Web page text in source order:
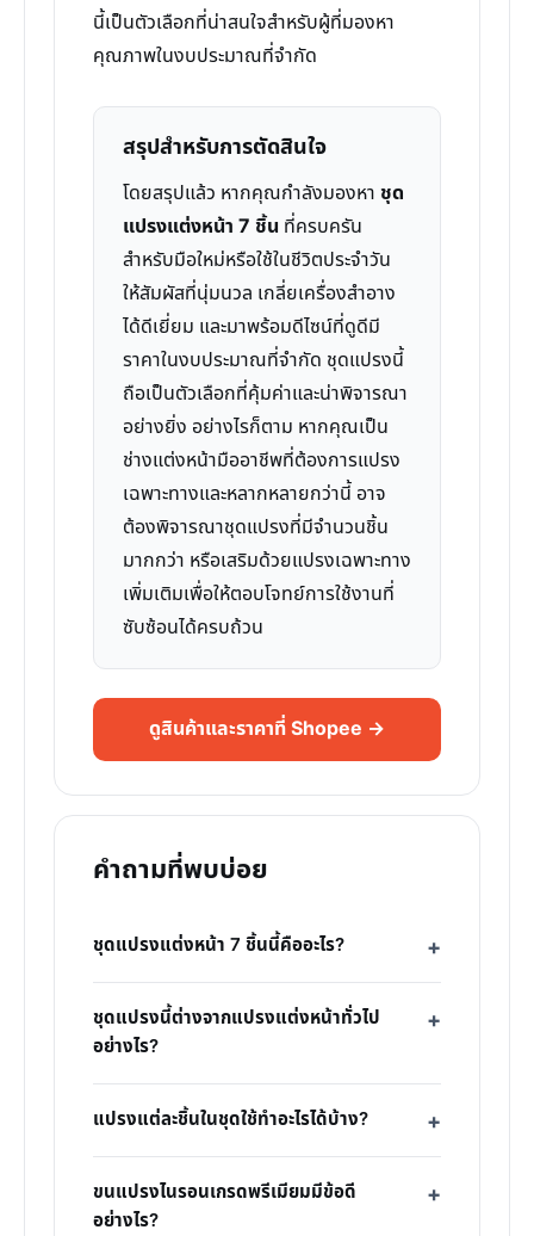
นี้เป็นตัวเลือกที่น่าสนใจสำหรับผู้ที่มองหา
คุณภาพในงบประมาณที่จำกัด
สรุปสำหรับการตัดสินใจ
โดยสรุปแล้ว หากคุณกำลังมองหา ชุด
แปรงแต่งหน้า 7 ชิ้น ที่ครบครัน
สำหรับมือใหม่หรือใช้ในชีวิตประจำวัน
ให้สัมผัสที่นุ่มนวล เกลี่ยเครื่องสำอาง
ได้ดีเยี่ยม และมาพร้อมดีไซน์ที่ดูดีมี
ราคาในงบประมาณที่จำกัด ชุดแปรงนี้
ถือเป็นตัวเลือกที่คุ้มค่าและน่าพิจารณา
อย่างยิ่ง อย่างไรก็ตาม หากคุณเป็น
ช่างแต่งหน้ามืออาชีพที่ต้องการแปรง
เฉพาะทางและหลากหลายกว่านี้ อาจ
ต้องพิจารณาชุดแปรงที่มีจำนวนชิ้น
มากกว่า หรือเสริมด้วยแปรงเฉพาะทาง
เพิ่มเติมเพื่อให้ตอบโจทย์การใช้งานที่
ซับซ้อนได้ครบถ้วน
ดูสินค้าและราคาที่ Shopee →
คำถามที่พบบ่อย
ชุดแปรงแต่งหน้า 7 ชิ้นนี้คืออะไร?
ชุดแปรงนี้ต่างจากแปรงแต่งหน้าทั่วไป
อย่างไร?
แปรงแต่ละชิ้นในชุดใช้ทำอะไรได้บ้าง?
ขนแปรงไนรอนเกรดพรีเมียมมีข้อดี
อย่างไร?